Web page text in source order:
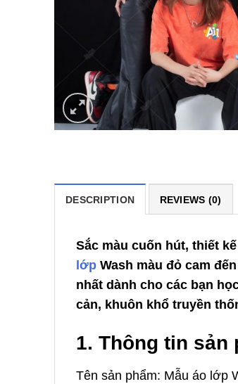
DESCRIPTION REVIEWS (0)
Sắc màu cuốn hút, thiết
lớp Wash màu đỏ cam
nhất dành cho các bạn
cản, khuôn khổ truyền
1. Thông tin sản
Tên sản phẩm: Mẫu áo lớp